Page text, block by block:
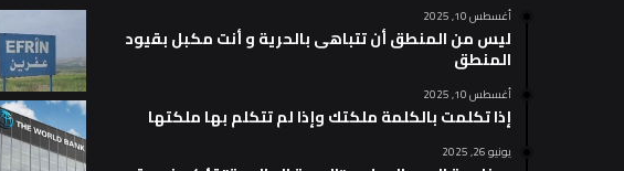
أغسطس 10, 2025
ليس من المنطق أن تتباهى بالحرية و أنت مكبل بقيود
المنطق
أغسطس 10, 2025
إذا تكلمت بالكلمة ملكتك وإذا لم تتكلم بها ملكتها
يونيو 26, 2025